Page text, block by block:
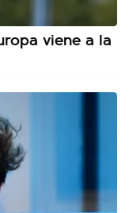
viene a la